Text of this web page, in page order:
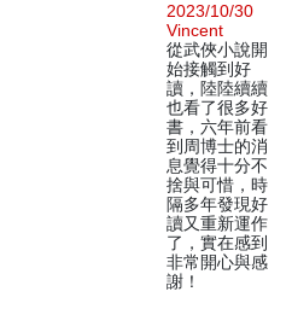
2023/10/30
Vincent
從武俠小說開
始接觸到好
讀，陸陸續續
也看了很多好
書，六年前看
到周博士的消
息覺得十分不
捨與可惜，時
隔多年發現好
讀又重新運作
了，實在感到
非常開心與感
謝！